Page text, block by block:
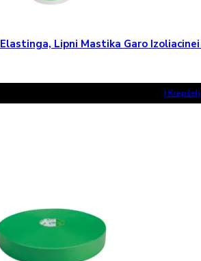
Elastinga, Lipni Mastika Garo Izoliacinei
Į Krepšelį